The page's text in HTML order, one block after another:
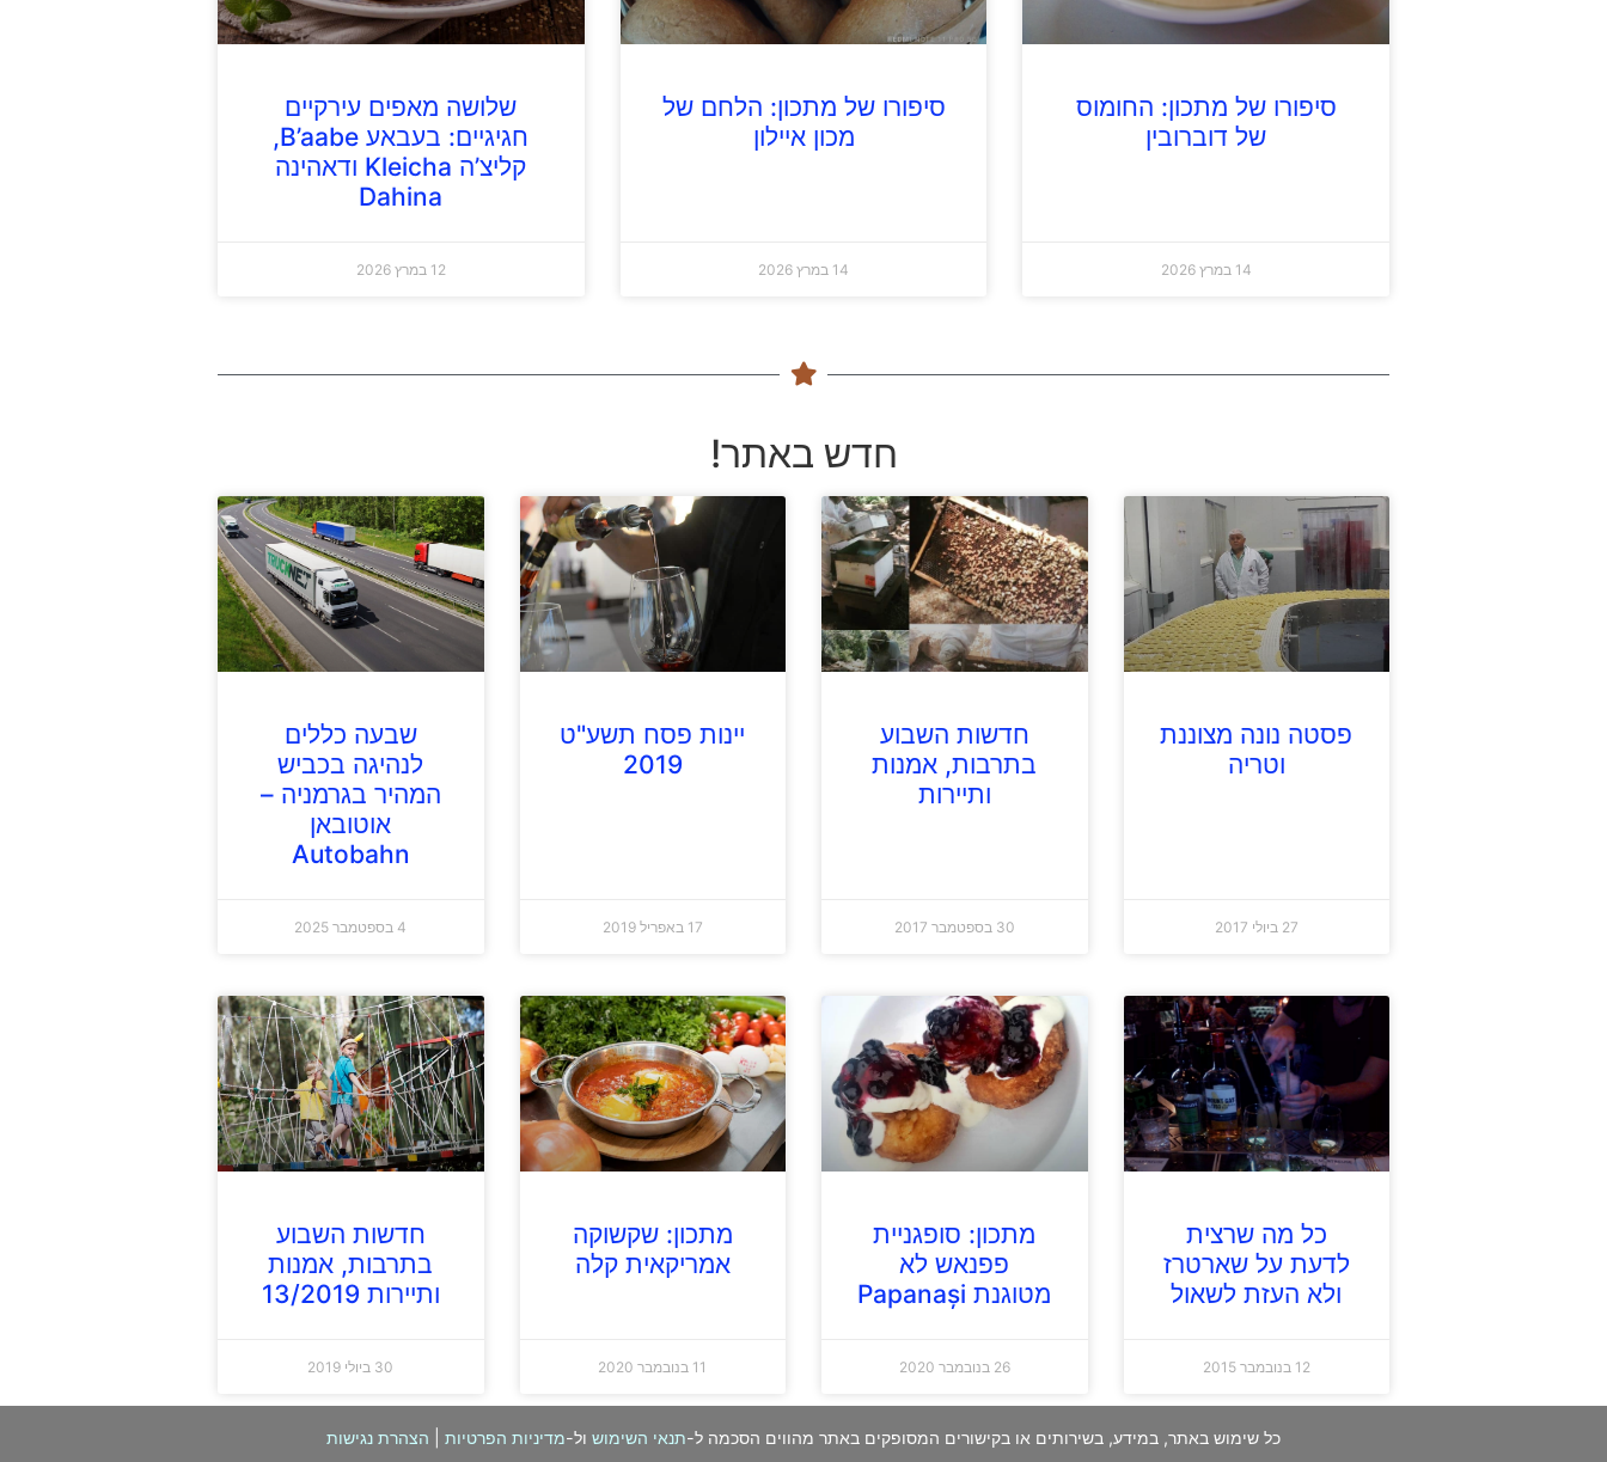
סיפורו של מתכון: החומוס
של דוברובין
14 במרץ 2026
סיפורו של מתכון: הלחם של
מכון איילון
14 במרץ 2026
שלושה מאפים עירקיים
חגיגיים: בעבאע B’aabe,
קליצ’ה Kleicha ודאהינה
Dahina
12 במרץ 2026
חדש באתר!
פסטה נונה מצוננת
וטריה
27 ביולי 2017
חדשות השבוע
בתרבות, אמנות
ותיירות
30 בספטמבר 2017
יינות פסח תשע"ט
2019
17 באפריל 2019
שבעה כללים
לנהיגה בכביש
המהיר בגרמניה –
אוטובאן
Autobahn
4 בספטמבר 2025
כל מה שרצית
לדעת על שארטרז
ולא העזת לשאול
12 בנובמבר 2015
מתכון: סופגניית
פפנאש לא
מטוגנת Papanași
26 בנובמבר 2020
מתכון: שקשוקה
אמריקאית קלה
11 בנובמבר 2020
חדשות השבוע
בתרבות, אמנות
ותיירות 13/2019
30 ביולי 2019
כל שימוש באתר, במידע, בשירותים או בקישורים המסופקים באתר מהווים הסכמה ל-תנאי השימוש ול-מדיניות הפרטיות הצהרת נגישות